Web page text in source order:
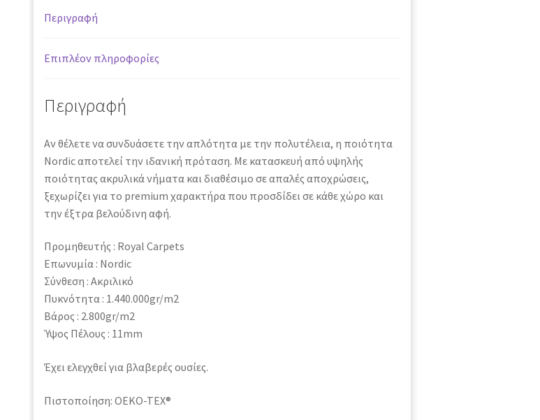
-
x
ποσότητα
Περιγραφή
Επιπλέον πληροφορίες
Περιγραφή
Αν θέλετε να συνδυάσετε την απλότητα με την πολυτέλεια, η ποιότητα
Nordic αποτελεί την ιδανική πρόταση. Με κατασκευή από υψηλής
ποιότητας ακρυλικά νήματα και διαθέσιμο σε απαλές αποχρώσεις,
ξεχωρίζει για το premium χαρακτήρα που προσδίδει σε κάθε χώρο και
την έξτρα βελούδινη αφή.
Προμηθευτής : Royal Carpets
Επωνυμία : Nordic
Σύνθεση : Ακριλικό
Πυκνότητα : 1.440.000gr/m2
Βάρος : 2.800gr/m2
Ύψος Πέλους : 11mm
Έχει ελεγχθεί για βλαβερές ουσίες.
Πιστοποίηση: OEKO-TEX®